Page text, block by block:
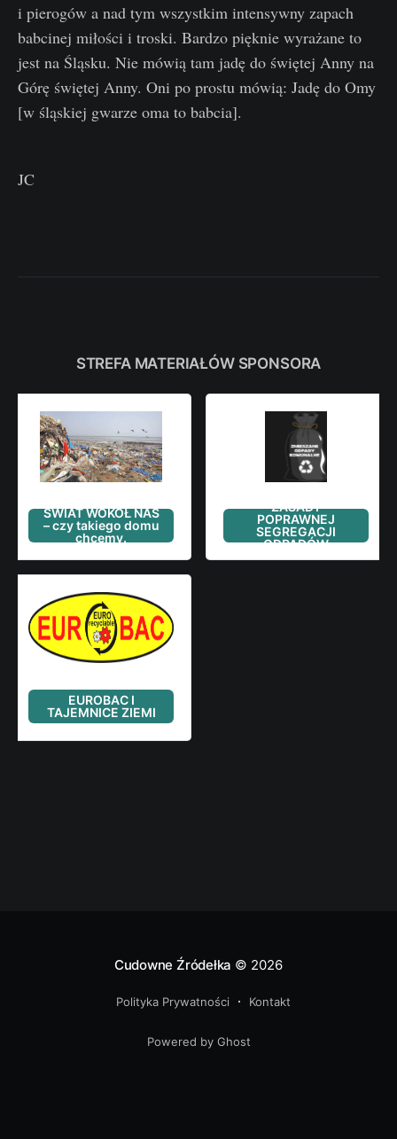
i pierogów a nad tym wszystkim intensywny zapach
babcinej miłości i troski. Bardzo pięknie wyrażane to
jest na Śląsku. Nie mówią tam jadę do świętej Anny na
Górę świętej Anny. Oni po prostu mówią: Jadę do Omy
[w śląskiej gwarze oma to babcia].
JC
Cudowne Źródełka © 2026
Polityka Prywatności Kontakt
Powered by Ghost